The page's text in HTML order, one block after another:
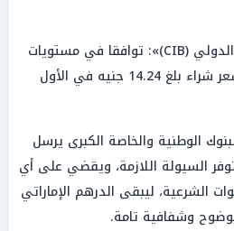
«بنك HSBC والبنك التجاري الدولي (CIB)»: توافقا في مستويات
البيع عند 14.27 جنيه، مع سعر شراء بلغ 14.24 جنيه في الأول
الوطنية والخاصة الكبرى يرسل
السيولة اللازمة، ويقضي على أي
الشرعية، ليبقى الدرهم الإماراتي